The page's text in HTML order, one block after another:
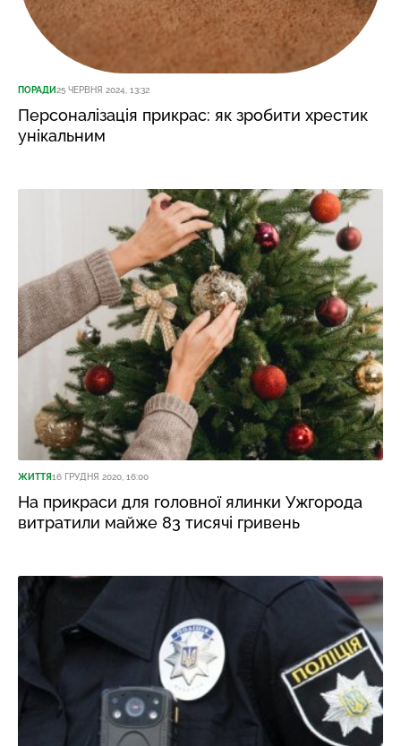
ПОРАДИ25 ЧЕРВНЯ 2024, 13:32
Персоналізація прикрас: як зробити хрестик
унікальним
ЖИТТЯ16 ГРУДНЯ 2020, 16:00
На прикраси для головної ялинки Ужгорода
витратили майже 83 тисячі гривень